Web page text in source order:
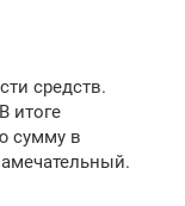
средств.
итоге
сумму в